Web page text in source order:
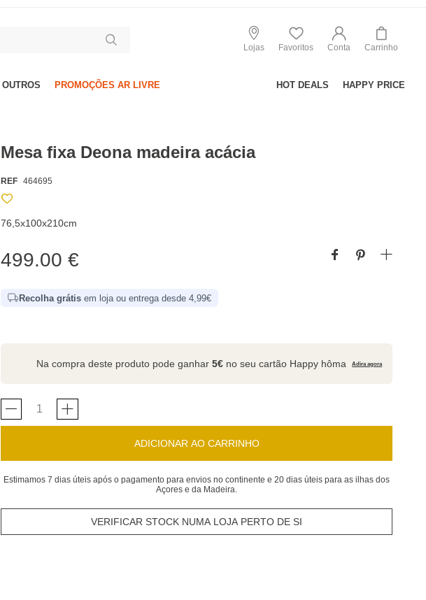
Lojas Favoritos Conta Carrinho
OUTROS PROMOÇÕES AR LIVRE HOT DEALS HAPPY PRICE
Mesa fixa Deona madeira acácia
REF 464695
76,5x100x210cm
499.00 €
Recolha grátis em loja ou entrega desde 4,99€
Na compra deste produto pode ganhar5€ no seu cartão Happy hôma Adira agora
ADICIONAR AO CARRINHO
Estimamos 7 dias úteis após o pagamento para envios no continente e 20 dias úteis para as ilhas dos
Açores e da Madeira.
VERIFICAR STOCK NUMA LOJA PERTO DE SI